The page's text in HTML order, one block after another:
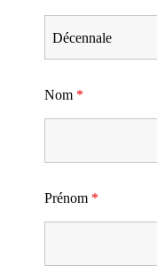
Nom *
Prénom *